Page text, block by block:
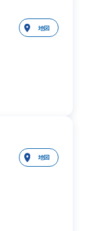
地図
地図